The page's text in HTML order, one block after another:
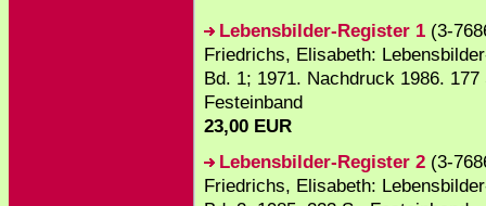
Lebensbilder-Register 1 (3-
Friedrichs, Elisabeth:
Bd. 1; 1971. Nachdruck 1986. 177
Festeinband
23,00 EUR
Lebensbilder-Register 2 (3-
Friedrichs, Elisabeth: